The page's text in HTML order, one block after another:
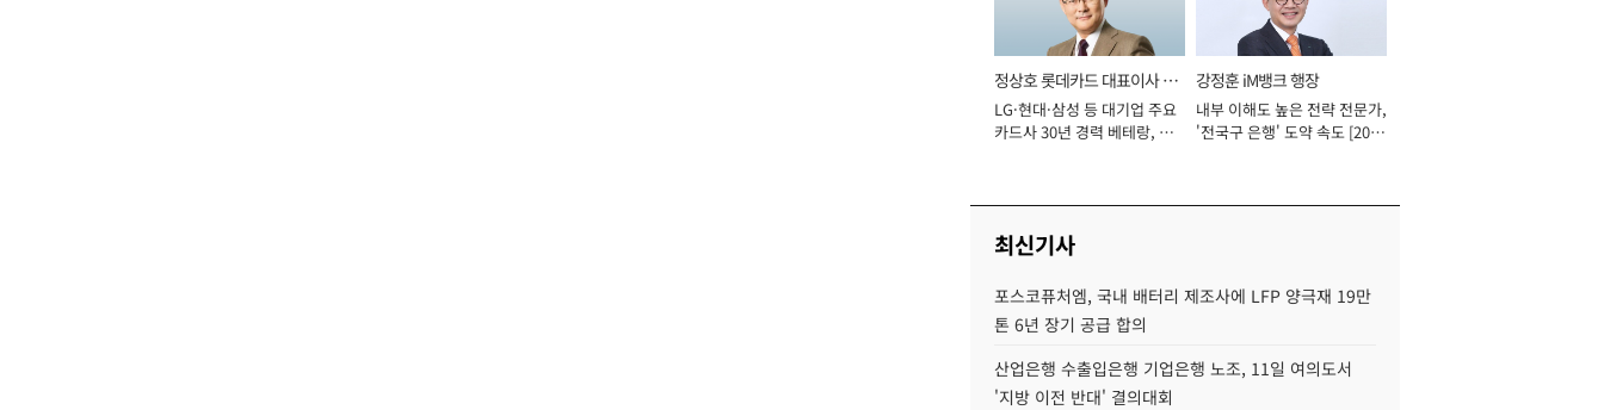
정상호 롯데카드 대표이사 사
장
LG·현대·삼성 등 대기업 주요
카드사 30년 경력 베테랑, 신
강정훈 iM뱅크 행장
내부 이해도 높은 전략 전문가,
'전국구 은행' 도약 속도 [2026
최신기사
포스코퓨처엠, 국내 배터리 제조사에 LFP 양극재 19만
톤 6년 장기 공급 합의
산업은행 수출입은행 기업은행 노조, 11일 여의도서
'지방 이전 반대' 결의대회